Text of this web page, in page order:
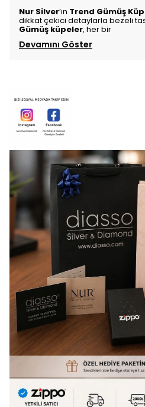
Nur Silver’ın Trend Gümüş
dikkat çekici detaylarla bezeli
Gümüş küpeler, her bir
Devamını Göster